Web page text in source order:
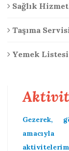
Sağlık
Taşıma
Yemek Listesi
Gezerek,
amacıyla